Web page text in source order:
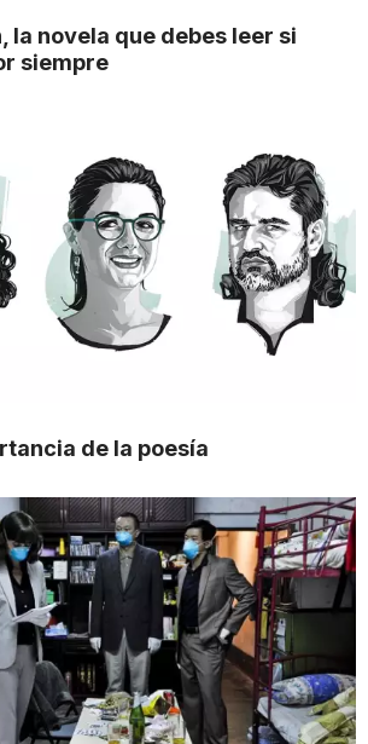
la novela que debes leer si
siempre
de la poesía